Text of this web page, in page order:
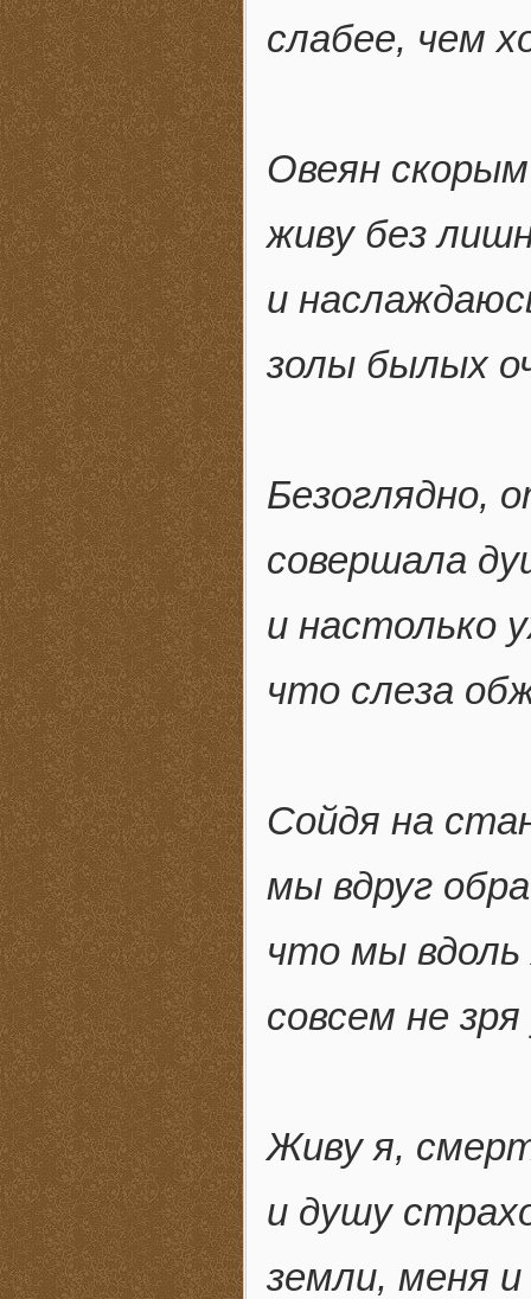
слабее, чем
Овеян
живу без
и
золы былых
Безоглядно,
совершала
и настолько
что слеза
Сойдя на
мы вдруг
что мы вдоль
совсем не
Живу я,
и душу
земли, меня и